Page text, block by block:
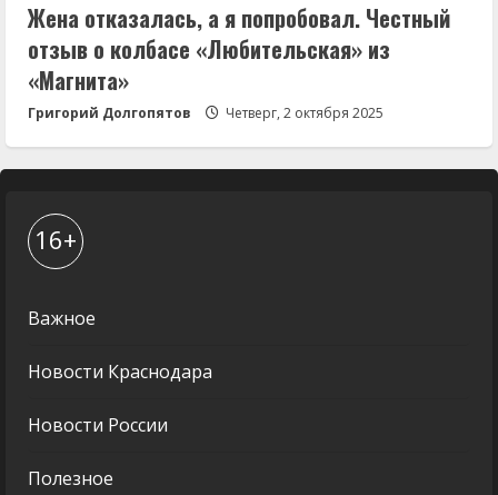
Жена отказалась, а я попробовал. Честный
отзыв о колбасе «Любительская» из
«Магнита»
Григорий Долгопятов Четверг, 2 октября 2025
16+
Важное
Новости Краснодара
Новости России
Полезное